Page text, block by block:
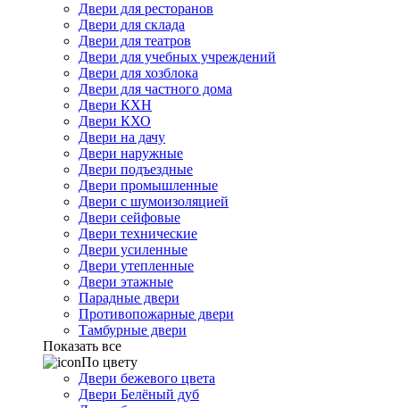
Двери для ресторанов
Двери для склада
Двери для театров
Двери для учебных учреждений
Двери для хозблока
Двери для частного дома
Двери КХН
Двери КХО
Двери на дачу
Двери наружные
Двери подъездные
Двери промышленные
Двери с шумоизоляцией
Двери сейфовые
Двери технические
Двери усиленные
Двери утепленные
Двери этажные
Парадные двери
Противопожарные двери
Тамбурные двери
Показать все
По цвету
Двери бежевого цвета
Двери Белёный дуб